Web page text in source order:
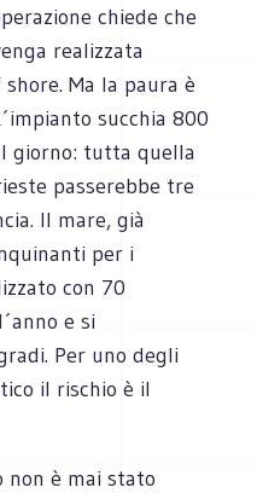
chiede che
realizzata
Ma la paura è
succhia 800
giorno: tutta quella
passerebbe tre
Il mare, già
per i
con 70
e si
Per uno degli
il rischio è il
è mai stato